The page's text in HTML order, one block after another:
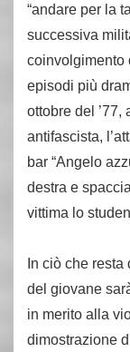
“andare per la
successiva
coinvolgimento
episodi più
ottobre del
antifascista,
bar “Angelo
destra e
vittima lo
In ciò che
del giovane
in merito alla
dimostrazione